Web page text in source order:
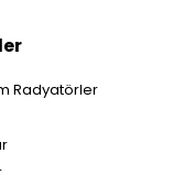
Radyatörler